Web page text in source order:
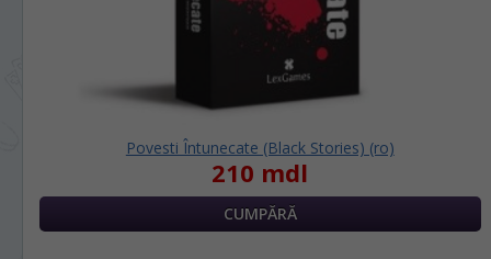
Povesti Întunecate (Black Stories) (ro)
210 mdl